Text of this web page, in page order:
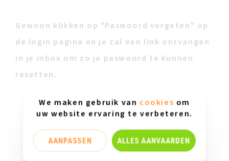
Gewoon klikken op "Paswoord vergeten" op
de login pagina en je zal een link ontvangen
in je inbox om zo je paswoord te kunnen
resetten.
We maken gebruik van cookies om
uw website ervaring te verbeteren.
AANPASSEN ALLES AANVAARDEN